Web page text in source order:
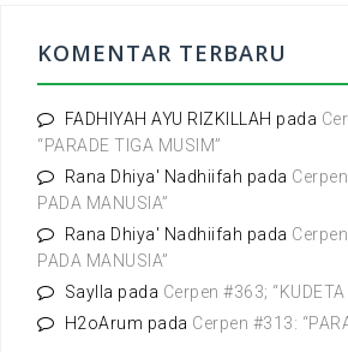
u
k
:
KOMENTAR TERBARU
FADHIYAH AYU RIZKILLAH pada
“PARADE TIGA MUSIM”
Rana Dhiya' Nadhiifah pada
PADA MANUSIA”
Rana Dhiya' Nadhiifah pada
PADA MANUSIA”
Saylla pada Cerpen #363;
H2oArum pada Cerpen #313: